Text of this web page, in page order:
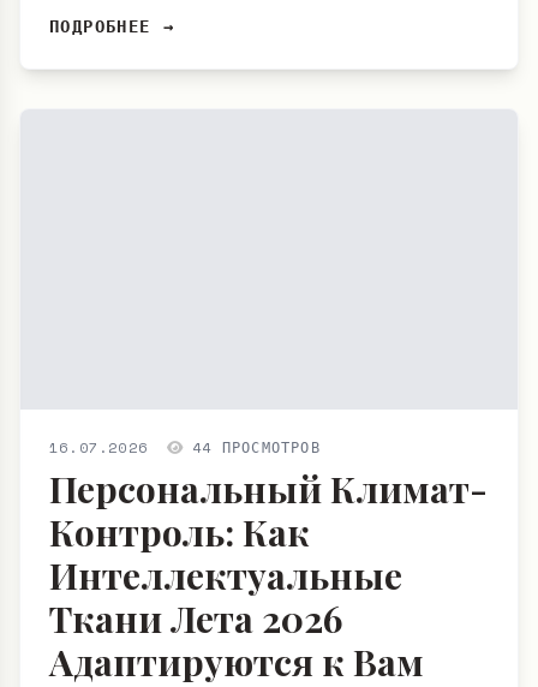
ПОДРОБНЕЕ →
16.07.2026 44 ПРОСМОТРОВ
Персональный Климат-
Контроль: Как
Интеллектуальные
Ткани Лета 2026
Адаптируются к Вам